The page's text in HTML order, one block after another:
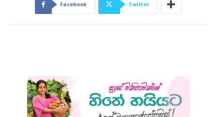
Facebook Twitter